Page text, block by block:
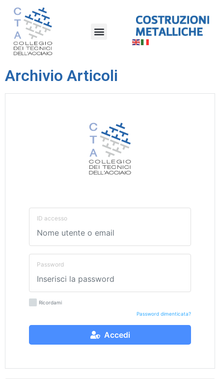
Archivio Articoli
ID accesso
Password
Ricordami
Password dimenticata?
Accedi